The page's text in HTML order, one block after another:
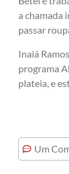
a chamada
passar
Inaiá
programa
plateia, e
Um